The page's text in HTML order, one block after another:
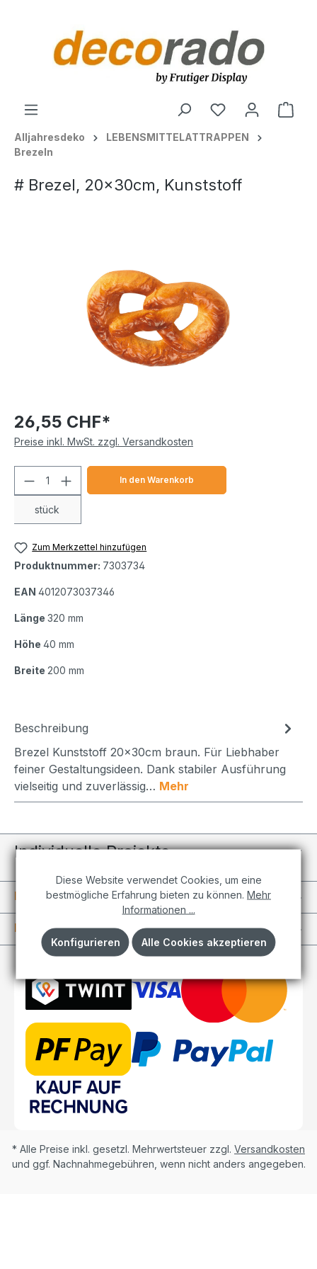
Alljahresdeko
LEBENSMITTELATTRAPPEN
Brezeln
# Brezel, 20x30cm, Kunststoff
26,55 CHF*
Preise inkl. MwSt. zzgl. Versandkosten
Produkt Anzahl: Gib den
stück
In den Warenkorb
Zum Merkzettel hinzufügen
Produktnummer: 7303734
EAN 4012073037346
Länge 320 mm
Höhe 40 mm
Breite 200 mm
Beschreibung
Brezel Kunststoff 20x30cm braun. Für Liebhaber
feiner Gestaltungsideen. Dank stabiler Ausführung
vielseitig und zuverlässig… Mehr
Individuelle Projekte
Informationen
Kundenkonto
* Alle Preise inkl. gesetzl. Mehrwertsteuer zzgl. Versandkosten
und ggf. Nachnahmegebühren, wenn nicht anders angegeben.
Diese Website verwendet Cookies, um eine
bestmögliche Erfahrung bieten zu können. Mehr
Informationen ...
Konfigurieren Alle Cookies akzeptieren